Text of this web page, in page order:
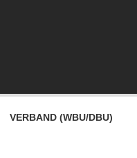
VERBAND (WBU/DBU)